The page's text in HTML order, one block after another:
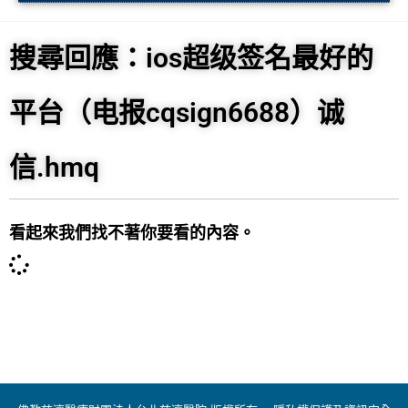
搜尋回應：ios超级签名最好的
平台（电报cqsign6688）诚
信.hmq
看起來我們找不著你要看的內容。